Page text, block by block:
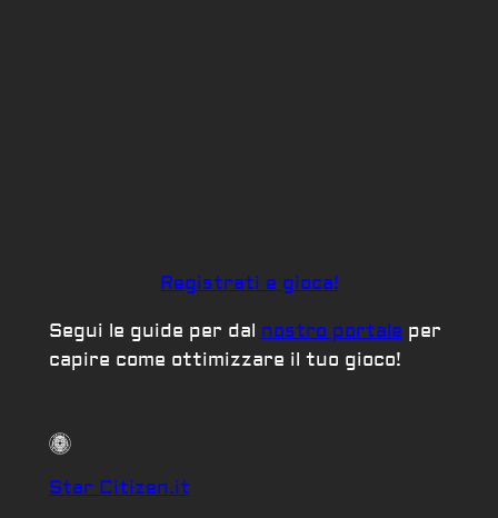
Registrati e gioca!
Segui le guide per dal nostro portale per
capire come ottimizzare il tuo gioco!
Star Citizen.it